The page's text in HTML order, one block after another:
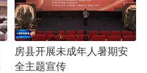
房县开展未成年人暑期安
全主题宣传